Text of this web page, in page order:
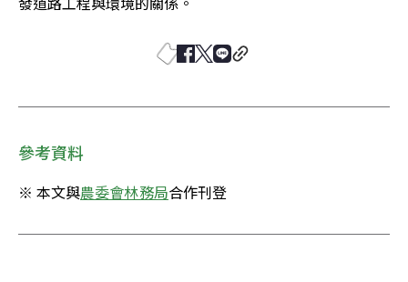
參考資料
※ 本文與農委會林務局合作刊登